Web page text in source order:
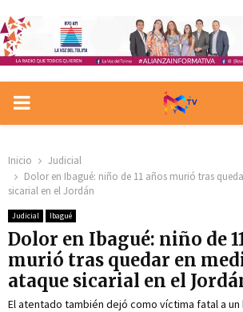
PRIMARY
Inicio
Judicial
Dolor en Ibagué: niño de 11 años murió tras
sicarial en el Jordán
Judicial Ibagué
Dolor en Ibagué: niño de
murió tras quedar en
ataque sicarial en el
El atentado también dejó como víctima fatal a un